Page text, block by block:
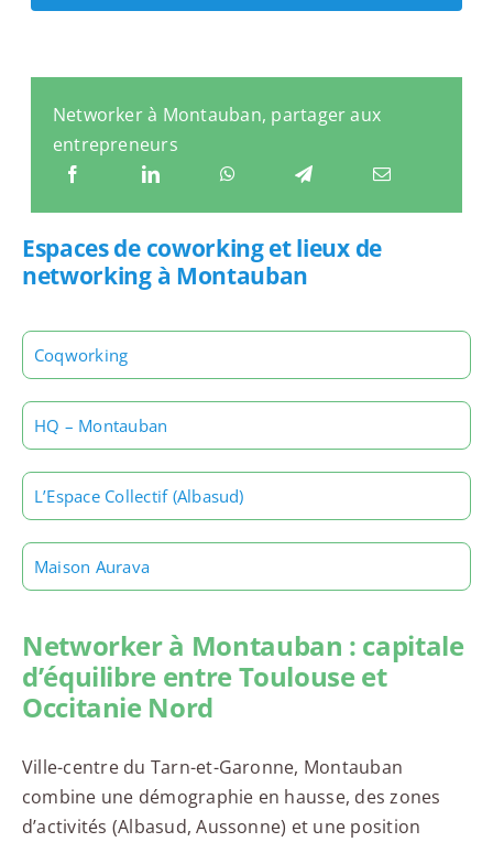
Networker à Montauban, partager aux
entrepreneurs
Espaces de coworking et lieux de
networking à Montauban
Coqworking
HQ – Montauban
L’Espace Collectif (Albasud)
Maison Aurava
Networker à Montauban : capitale
d’équilibre entre Toulouse et
Occitanie Nord
Ville-centre du Tarn-et-Garonne, Montauban
combine une démographie en hausse, des zones
d’activités (Albasud, Aussonne) et une position